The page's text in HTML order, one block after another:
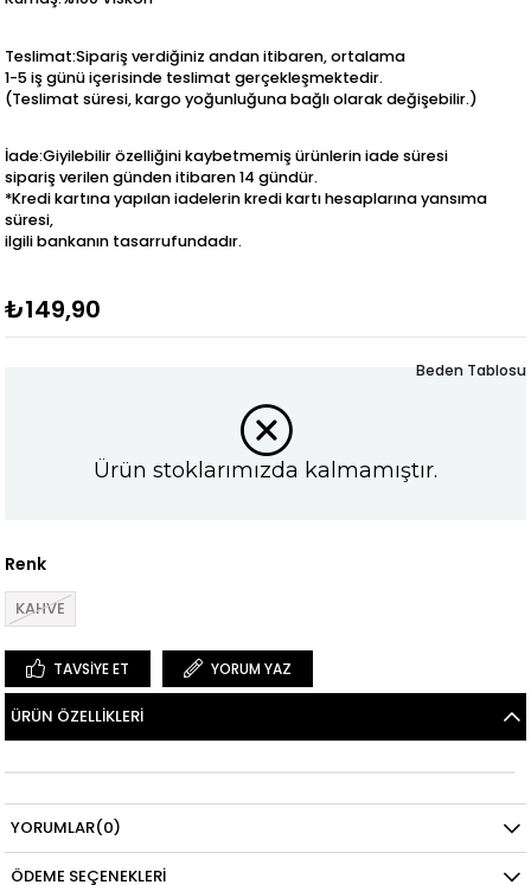
Teslimat:Sipariş verdiğiniz andan itibaren, ortalama
1-5 iş günü içerisinde teslimat gerçekleşmektedir.
(Teslimat süresi, kargo yoğunluğuna bağlı olarak değişebilir.)
İade:Giyilebilir özelliğini kaybetmemiş ürünlerin iade süresi
sipariş verilen günden itibaren 14 gündür.
*Kredi kartına yapılan iadelerin kredi kartı hesaplarına yansıma
süresi,
ilgili bankanın tasarrufundadır.
₺149,90
Ürün stoklarımızda kalmamıştır.
Renk
KAHVE
Beden Tablosu
TAVSIYE ET YORUM YAZ
ÜRÜN ÖZELLIKLERI
YORUMLAR(0)
ÖDEME SEÇENEKLERI